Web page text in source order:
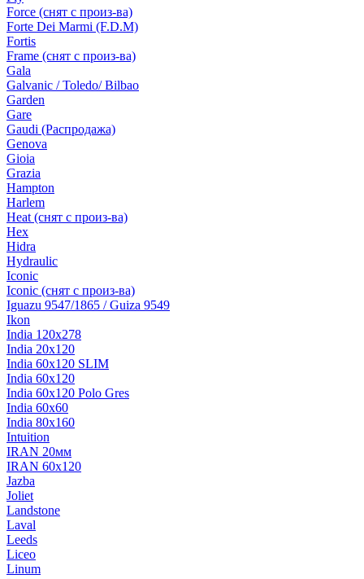
Force (снят с произ-ва)
Forte Dei Marmi (F.D.M)
Fortis
Frame (снят с произ-ва)
Gala
Galvanic / Toledo/ Bilbao
Garden
Gare
Gaudi (Распродажа)
Genova
Gioia
Grazia
Hampton
Harlem
Heat (снят с произ-ва)
Hex
Hidra
Hydraulic
Iconic
Iconic (снят с произ-ва)
Iguazu 9547/1865 / Guiza 9549
Ikon
India 120х278
India 20x120
India 60x120 SLIM
India 60х120
India 60х120 Polo Gres
India 60х60
India 80х160
Intuition
IRAN 20мм
IRAN 60х120
Jazba
Joliet
Landstone
Laval
Leeds
Liceo
Linum